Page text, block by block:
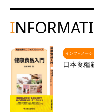
I
インフォメーシ
日本食糧